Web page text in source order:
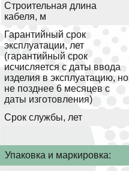
Строительная длина
кабеля, м
Гарантийный срок
эксплуатации, лет
(гарантийный срок
исчисляется с даты ввода
изделия в эксплуатацию, но
не позднее 6 месяцев с
даты изготовления)
Срок службы, лет
Упаковка и маркировка: